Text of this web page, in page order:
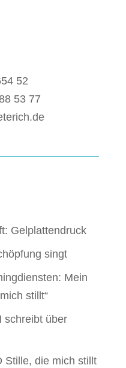
52
53 77
Gelplattendruck
singt
Mein
stillt“
schreibt über
Stille, die mich stillt